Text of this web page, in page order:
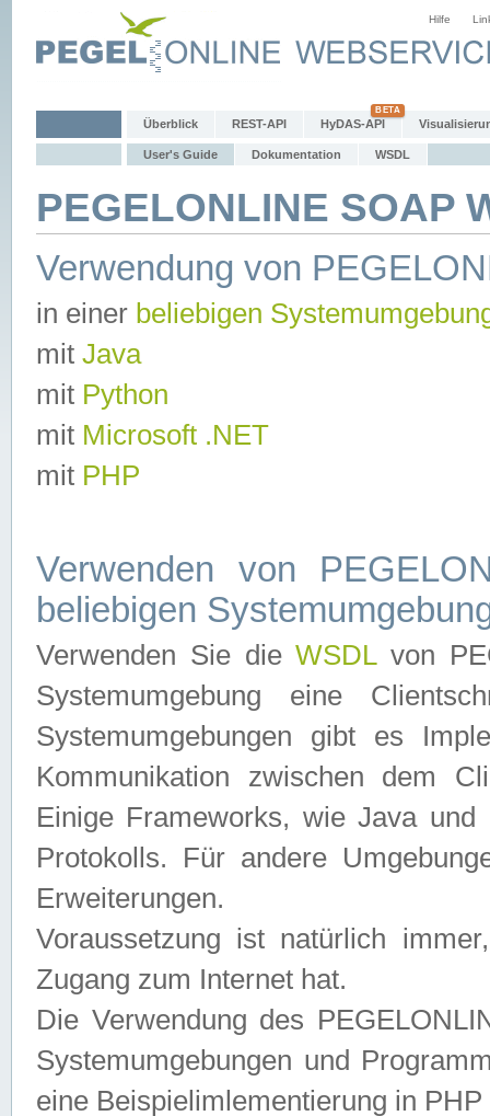
Hilfe
Überblick REST-API HyDAS-API
User's Guide Dokumentation WSDL
PEGELONLINE SOAP
Verwendung von
in einer beliebigen
mit Java
mit Python
mit Microsoft .NET
mit PHP
Verwenden von
beliebigen
Verwenden Sie dieWSDLvon
Systemumgebung eine
Systemumgebungen gibt es
Kommunikation zwischen dem
Einige Frameworks, wie Java
Protokolls. Für andere
Erweiterungen.
Voraussetzung ist natürlich
Zugang zum Internet hat.
Die Verwendung des
Systemumgebungen und
eine Beispielimlementierung in